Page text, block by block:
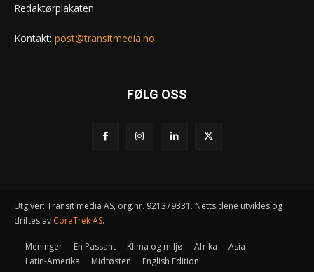
Redaktørplakaten
Kontakt: post@transitmedia.no
FØLG OSS
Utgiver: Transit media AS, org.nr. 921379331. Nettsidene utvikles og
driftes av CoreTrek AS.
Meninger En Passant Klima og miljø Afrika
Asia
Latin-Amerika
Midtøsten English Edition